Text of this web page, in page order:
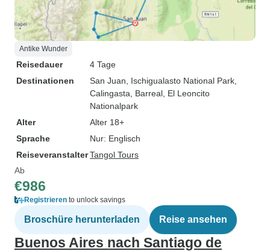
Antike Wunder
Reisedauer
4 Tage
Destinationen
San Juan , Ischigualasto National Park
Calingasta , Barreal , El Leoncito
Nationalpark
Alter
Alter 18+
Sprache
Nur: Englisch
ReiseveranstalterTangol Tours
Ab
€986
Registrieren to unlock savings
Broschüre herunterladen Reise ansehen
Buenos Aires nach Santiago de